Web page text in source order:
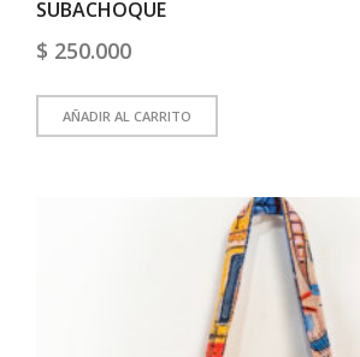
SUBACHOQUE
$ 250.000
AÑADIR AL CARRITO